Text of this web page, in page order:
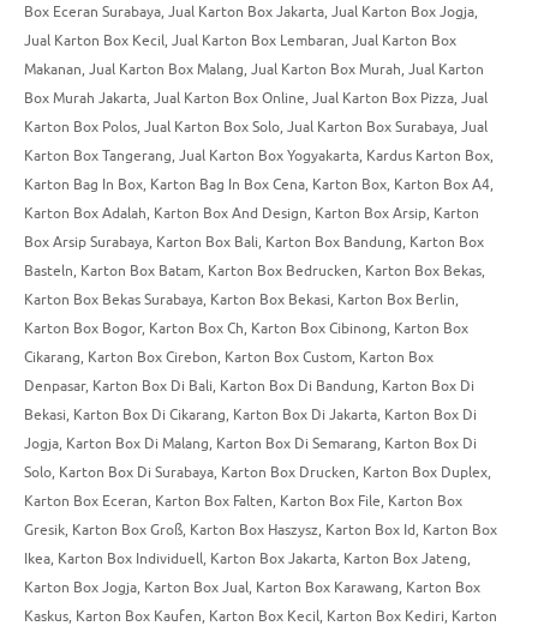
Box Eceran Surabaya, Jual Karton Box Jakarta, Jual Karton Box Jogja,
Jual Karton Box Kecil, Jual Karton Box Lembaran, Jual Karton Box
Makanan, Jual Karton Box Malang, Jual Karton Box Murah, Jual Karton
Box Murah Jakarta, Jual Karton Box Online, Jual Karton Box Pizza, Jual
Karton Box Polos, Jual Karton Box Solo, Jual Karton Box Surabaya, Jual
Karton Box Tangerang, Jual Karton Box Yogyakarta, Kardus Karton Box,
Karton Bag In Box, Karton Bag In Box Cena, Karton Box, Karton Box A4,
Karton Box Adalah, Karton Box And Design, Karton Box Arsip, Karton
Box Arsip Surabaya, Karton Box Bali, Karton Box Bandung, Karton Box
Basteln, Karton Box Batam, Karton Box Bedrucken, Karton Box Bekas,
Karton Box Bekas Surabaya, Karton Box Bekasi, Karton Box Berlin,
Karton Box Bogor, Karton Box Ch, Karton Box Cibinong, Karton Box
Cikarang, Karton Box Cirebon, Karton Box Custom, Karton Box
Denpasar, Karton Box Di Bali, Karton Box Di Bandung, Karton Box Di
Bekasi, Karton Box Di Cikarang, Karton Box Di Jakarta, Karton Box Di
Jogja, Karton Box Di Malang, Karton Box Di Semarang, Karton Box Di
Solo, Karton Box Di Surabaya, Karton Box Drucken, Karton Box Duplex,
Karton Box Eceran, Karton Box Falten, Karton Box File, Karton Box
Gresik, Karton Box Groß, Karton Box Haszysz, Karton Box Id, Karton Box
Ikea, Karton Box Individuell, Karton Box Jakarta, Karton Box Jateng,
Karton Box Jogja, Karton Box Jual, Karton Box Karawang, Karton Box
Kaskus, Karton Box Kaufen, Karton Box Kecil, Karton Box Kediri, Karton